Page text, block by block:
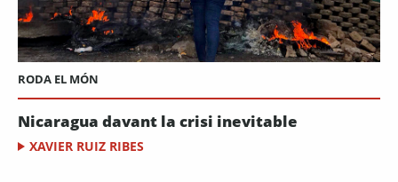
RODA EL MÓN
Nicaragua davant la crisi inevitable
XAVIER RUIZ RIBES